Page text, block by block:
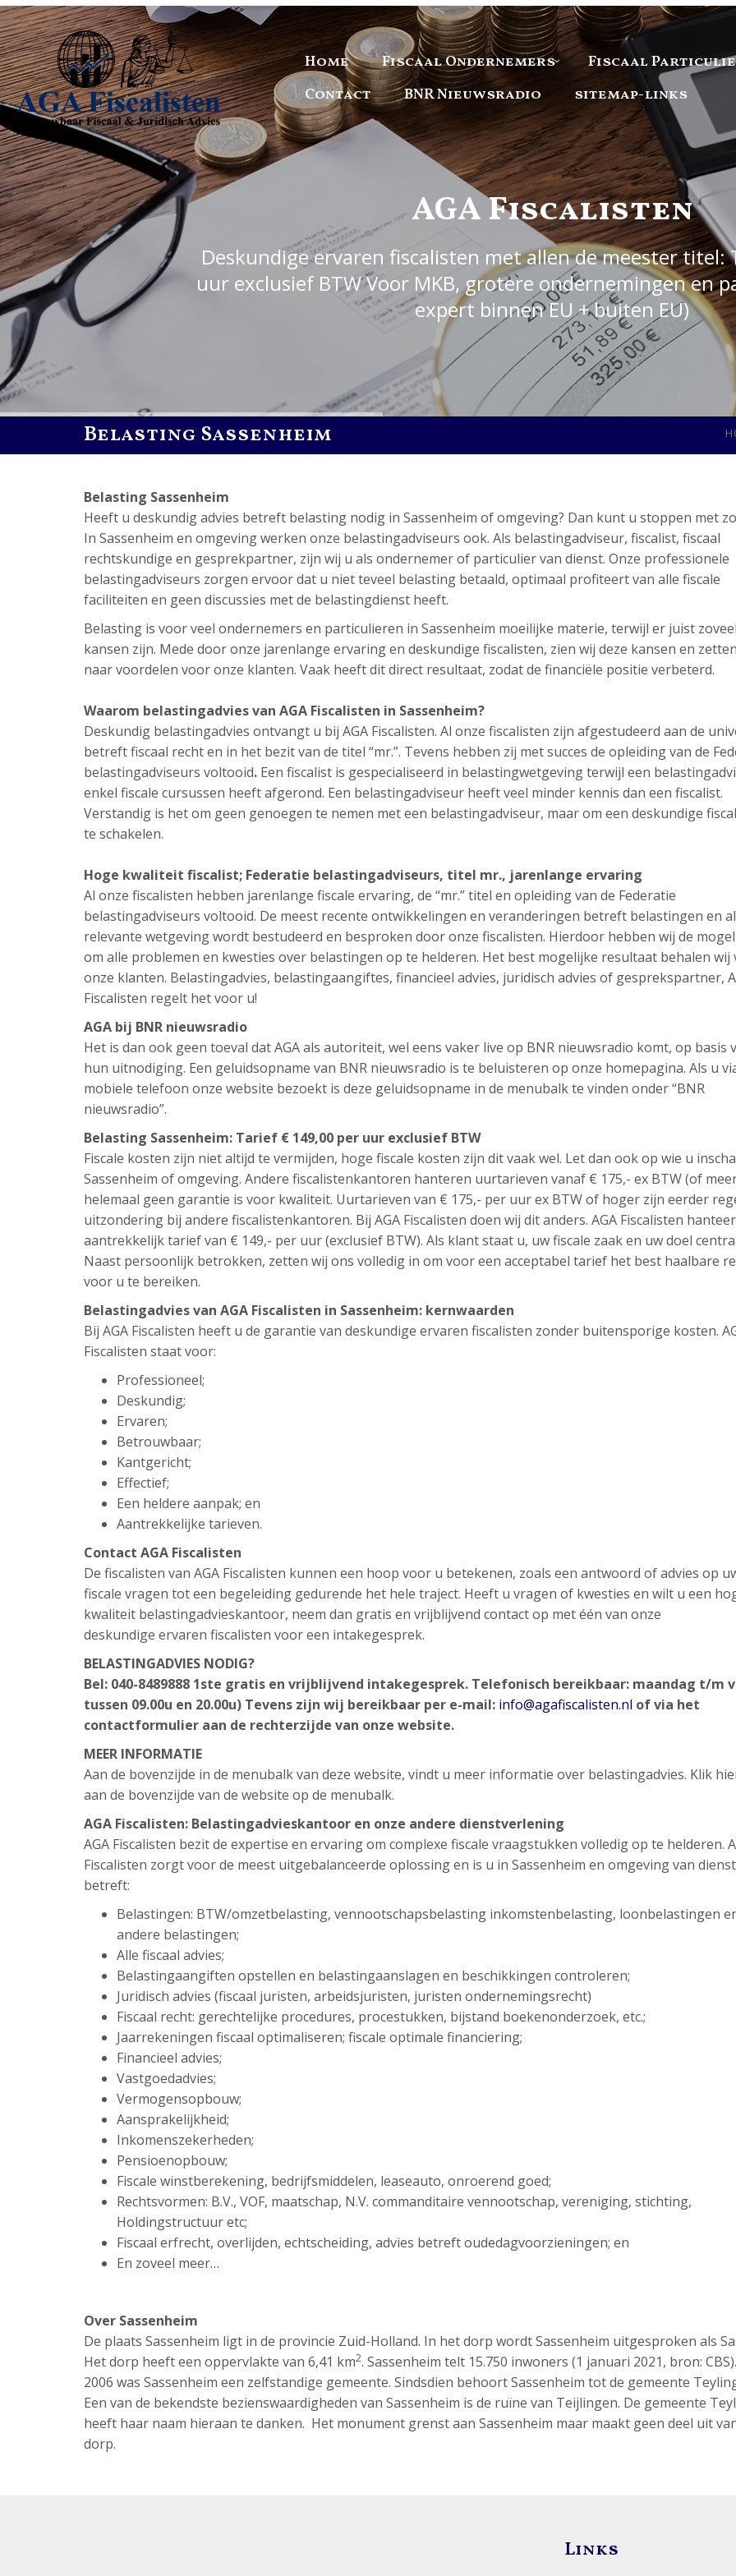
Home Fiscaal Ondernemers Fiscaal
Contact
BNR Nieuwsradio sitemap-links
AGA Fiscalisten
Deskundige ervaren fiscalisten met allen de meester titel:
uur exclusief BTW Voor MKB, grotere ondernemingen en
expert binnen EU + buiten EU)
Belasting Sassenheim
Belasting Sassenheim
Heeft u deskundig advies betreft belasting nodig in Sassenheim of omgeving? Dan kunt u stoppen met
In Sassenheim en omgeving werken onze belastingadviseurs ook. Als belastingadviseur, fiscalist, fiscaal
rechtskundige en gesprekpartner, zijn wij u als ondernemer of particulier van dienst. Onze professionele
belastingadviseurs zorgen ervoor dat u niet teveel belasting betaald, optimaal profiteert van alle fiscale
faciliteiten en geen discussies met de belastingdienst heeft.
Belasting is voor veel ondernemers en particulieren in Sassenheim moeilijke materie, terwijl er juist zoveel
kansen zijn. Mede door onze jarenlange ervaring en deskundige fiscalisten, zien wij deze kansen en
naar voordelen voor onze klanten. Vaak heeft dit direct resultaat, zodat de financiële positie verbeterd.
Waarom belastingadvies van AGA Fiscalisten in Sassenheim?
Deskundig belastingadvies ontvangt u bij AGA Fiscalisten. Al onze fiscalisten zijn afgestudeerd aan de
betreft fiscaal recht en in het bezit van de titel “mr.”. Tevens hebben zij met succes de opleiding van de
belastingadviseurs voltooid. Een fiscalist is gespecialiseerd in belastingwetgeving terwijl een
enkel fiscale cursussen heeft afgerond. Een belastingadviseur heeft veel minder kennis dan een fiscalist.
Verstandig is het om geen genoegen te nemen met een belastingadviseur, maar om een deskundige
te schakelen.
Hoge kwaliteit fiscalist; Federatie belastingadviseurs, titel mr., jarenlange ervaring
Al onze fiscalisten hebben jarenlange fiscale ervaring, de “mr.” titel en opleiding van de Federatie
belastingadviseurs voltooid. De meest recente ontwikkelingen en veranderingen betreft belastingen en
relevante wetgeving wordt bestudeerd en besproken door onze fiscalisten. Hierdoor hebben wij de
om alle problemen en kwesties over belastingen op te helderen. Het best mogelijke resultaat behalen wij
onze klanten. Belastingadvies, belastingaangiftes, financieel advies, juridisch advies of gesprekspartner,
Fiscalisten regelt het voor u!
AGA bij BNR nieuwsradio
Het is dan ook geen toeval dat AGA als autoriteit, wel eens vaker live op BNR nieuwsradio komt, op basis
hun uitnodiging. Een geluidsopname van BNR nieuwsradio is te beluisteren op onze homepagina. Als u
mobiele telefoon onze website bezoekt is deze geluidsopname in de menubalk te vinden onder “BNR
nieuwsradio”.
Belasting Sassenheim: Tarief € 149,00 per uur exclusief BTW
Fiscale kosten zijn niet altijd te vermijden, hoge fiscale kosten zijn dit vaak wel. Let dan ook op wie u
Sassenheim of omgeving. Andere fiscalistenkantoren hanteren uurtarieven vanaf € 175,- ex BTW (of
helemaal geen garantie is voor kwaliteit. Uurtarieven van € 175,- per uur ex BTW of hoger zijn eerder
uitzondering bij andere fiscalistenkantoren. Bij AGA Fiscalisten doen wij dit anders. AGA Fiscalisten
aantrekkelijk tarief van € 149,- per uur (exclusief BTW). Als klant staat u, uw fiscale zaak en uw doel
Naast persoonlijk betrokken, zetten wij ons volledig in om voor een acceptabel tarief het best haalbare
voor u te bereiken.
Belastingadvies van AGA Fiscalisten in Sassenheim: kernwaarden
Bij AGA Fiscalisten heeft u de garantie van deskundige ervaren fiscalisten zonder buitensporige kosten.
Fiscalisten staat voor:
Professioneel;
Deskundig;
Ervaren;
Betrouwbaar;
Kantgericht;
Effectief;
Een heldere aanpak; en
Aantrekkelijke tarieven.
Contact AGA Fiscalisten
De fiscalisten van AGA Fiscalisten kunnen een hoop voor u betekenen, zoals een antwoord of advies op
fiscale vragen tot een begeleiding gedurende het hele traject. Heeft u vragen of kwesties en wilt u een
kwaliteit belastingadvieskantoor, neem dan gratis en vrijblijvend contact op met één van onze
deskundige ervaren fiscalisten voor een intakegesprek.
BELASTINGADVIES NODIG?
Bel: 040-8489888 1ste gratis en vrijblijvend intakegesprek. Telefonisch bereikbaar: maandag t/m
tussen 09.00u en 20.00u) Tevens zijn wij bereikbaar per e-mail: info@agafiscalisten.nl of via het
contactformulier aan de rechterzijde van onze website.
MEER INFORMATIE
Aan de bovenzijde in de menubalk van deze website, vindt u meer informatie over belastingadvies. Klik
aan de bovenzijde van de website op de menubalk.
AGA Fiscalisten: Belastingadvieskantoor en onze andere dienstverlening
AGA Fiscalisten bezit de expertise en ervaring om complexe fiscale vraagstukken volledig op te helderen.
Fiscalisten zorgt voor de meest uitgebalanceerde oplossing en is u in Sassenheim en omgeving van dienst
betreft:
Belastingen: BTW/omzetbelasting, vennootschapsbelasting inkomstenbelasting, loonbelastingen
andere belastingen;
Alle fiscaal advies;
Belastingaangiften opstellen en belastingaanslagen en beschikkingen controleren;
Juridisch advies (fiscaal juristen, arbeidsjuristen, juristen ondernemingsrecht)
Fiscaal recht: gerechtelijke procedures, procestukken, bijstand boekenonderzoek, etc.;
Jaarrekeningen fiscaal optimaliseren; fiscale optimale financiering;
Financieel advies;
Vastgoedadvies;
Vermogensopbouw;
Aansprakelijkheid;
Inkomenszekerheden;
Pensioenopbouw;
Fiscale winstberekening, bedrijfsmiddelen, leaseauto, onroerend goed;
Rechtsvormen: B.V., VOF, maatschap, N.V. commanditaire vennootschap, vereniging, stichting,
Holdingstructuur etc;
Fiscaal erfrecht, overlijden, echtscheiding, advies betreft oudedagvoorzieningen; en
En zoveel meer…
Over Sassenheim
De plaats Sassenheim ligt in de provincie Zuid-Holland. In het dorp wordt Sassenheim uitgesproken als
Het dorp heeft een oppervlakte van 6,41 km2. Sassenheim telt 15.750 inwoners (1 januari 2021, bron:
2006 was Sassenheim een zelfstandige gemeente. Sindsdien behoort Sassenheim tot de gemeente
Een van de bekendste bezienswaardigheden van Sassenheim is de ruïne van Teijlingen. De gemeente
heeft haar naam hieraan te danken. Het monument grenst aan Sassenheim maar maakt geen deel uit
dorp.
Links